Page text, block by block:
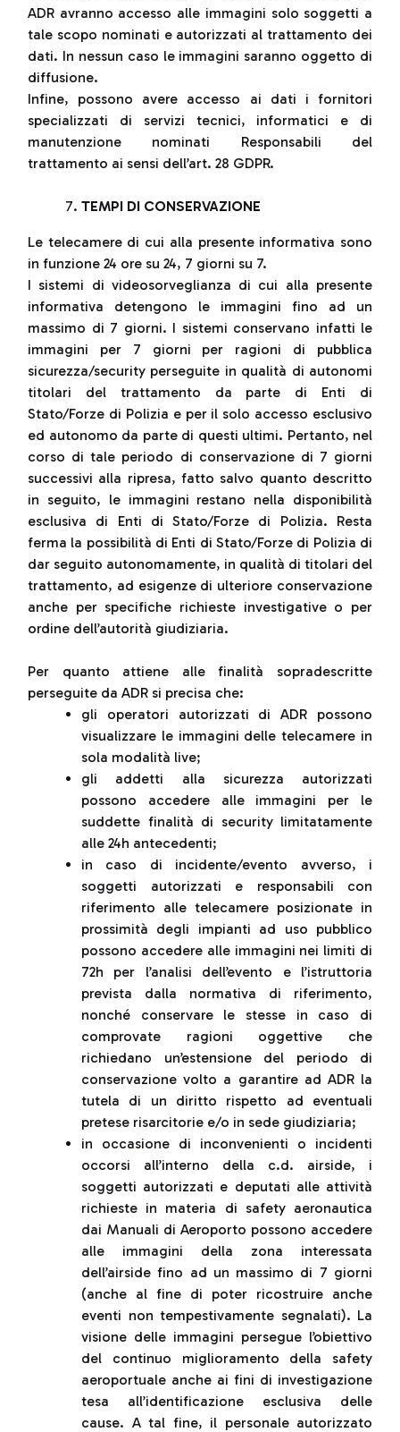
ADR avranno accesso alle immagini solo soggetti a
tale scopo nominati e autorizzati al trattamento dei
dati. In nessun caso le immagini saranno oggetto di
diffusione.
Infine, possono avere accesso ai dati i fornitori
specializzati di servizi tecnici, informatici e di
manutenzione nominati Responsabili del
trattamento ai sensi dell’art. 28 GDPR.
TEMPI DI CONSERVAZIONE
Le telecamere di cui alla presente informativa sono
in funzione 24 ore su 24, 7 giorni su 7.
I sistemi di videosorveglianza di cui alla presente
informativa detengono le immagini fino ad un
massimo di 7 giorni. I sistemi conservano infatti le
immagini per 7 giorni per ragioni di pubblica
sicurezza/security perseguite in qualità di autonomi
titolari del trattamento da parte di Enti di
Stato/Forze di Polizia e per il solo accesso esclusivo
ed autonomo da parte di questi ultimi. Pertanto, nel
corso di tale periodo di conservazione di 7 giorni
successivi alla ripresa, fatto salvo quanto descritto
in seguito, le immagini restano nella disponibilità
esclusiva di Enti di Stato/Forze di Polizia. Resta
ferma la possibilità di Enti di Stato/Forze di Polizia di
dar seguito autonomamente, in qualità di titolari del
trattamento, ad esigenze di ulteriore conservazione
anche per specifiche richieste investigative o per
ordine dell’autorità giudiziaria.
Per quanto attiene alle finalità sopradescritte
perseguite da ADR si precisa che:
gli operatori autorizzati di ADR possono
visualizzare le immagini delle telecamere in
sola modalità live;
gli addetti alla sicurezza autorizzati
possono accedere alle immagini per le
suddette finalità di security limitatamente
alle 24h antecedenti;
in caso di incidente/evento avverso, i
soggetti autorizzati e responsabili con
riferimento alle telecamere posizionate in
prossimità degli impianti ad uso pubblico
possono accedere alle immagini nei limiti di
72h per l’analisi dell’evento e l’istruttoria
prevista dalla normativa di riferimento,
nonché conservare le stesse in caso di
comprovate ragioni oggettive che
richiedano un’estensione del periodo di
conservazione volto a garantire ad ADR la
tutela di un diritto rispetto ad eventuali
pretese risarcitorie e/o in sede giudiziaria;
in occasione di inconvenienti o incidenti
occorsi all’interno della c.d. airside, i
soggetti autorizzati e deputati alle attività
richieste in materia di safety aeronautica
dai Manuali di Aeroporto possono accedere
alle immagini della zona interessata
dell’airside fino ad un massimo di 7 giorni
(anche al fine di poter ricostruire anche
eventi non tempestivamente segnalati). La
visione delle immagini persegue l’obiettivo
del continuo miglioramento della safety
aeroportuale anche ai fini di investigazione
tesa all’identificazione esclusiva delle
cause. A tal fine, il personale autorizzato